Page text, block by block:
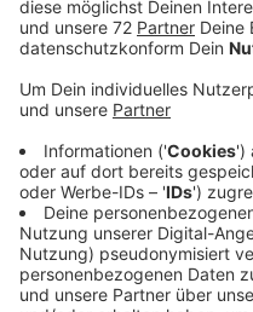
mit einem
Euro. Gut für Senden:
stammen aus der
Vorhaben erfolgte durch
(LAG), die
inzwischen freigegeben.
68.400 Euro an
Vielfältige Projekte
Bereichen